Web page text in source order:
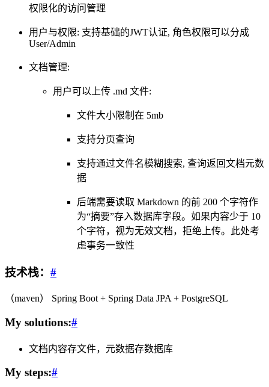
权限化的访问管理
用户与权限: 支持基础的JWT认证, 角色权限可以分成
User/Admin
文档管理:
用户可以上传 .md 文件:
文件大小限制在 5mb
支持分页查询
支持通过文件名模糊搜索, 查询返回文档元数
据
后端需要读取 Markdown 的前 200 个字符作
为“摘要”存入数据库字段。如果内容少于 10
个字符，视为无效文档，拒绝上传。此处考
虑事务一致性
技术栈： #
（maven） Spring Boot + Spring Data JPA + PostgreSQL
My solutions:#
文档内容存文件，元数据存数据库
My steps:#